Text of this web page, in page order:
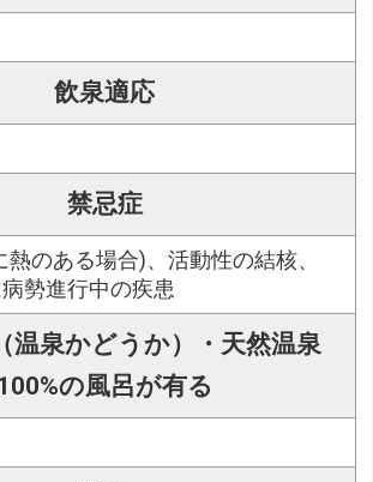
飲泉適応
禁忌症
のある場合)、活動性の結核、
勢進行中の疾患
温泉かどうか）・天然温泉
の風呂が有る